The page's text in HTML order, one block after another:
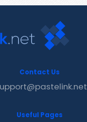
Contact Us
Useful Pages